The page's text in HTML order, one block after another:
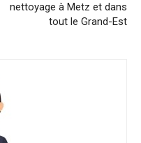
nettoyage à Metz et dans
tout le Grand-Est